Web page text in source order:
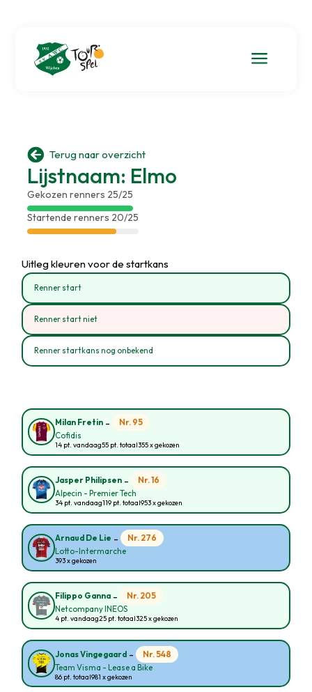
a
 Terug naar overzicht
Lijstnaam: Elmo
Gekozen renners 25/25
Startende renners 20/25
Uitleg kleuren voor de startkans
Renner start
Renner start niet
Renner startkans nog onbekend
Milan Fretin - Nr. 95
Cofidis
14 pt. vandaag55 pt. totaal355 x gekozen
Jasper Philipsen - Nr. 16
Alpecin - Premier Tech
34 pt. vandaag119 pt. totaal953 x gekozen
Arnaud De Lie - Nr. 276
Lotto-Intermarche
393 x gekozen
Filippo Ganna - Nr. 205
Netcompany INEOS
4 pt. vandaag25 pt. totaal325 x gekozen
Jonas Vingegaard - Nr. 548
Team Visma - Lease a Bike
86 pt. totaal981 x gekozen